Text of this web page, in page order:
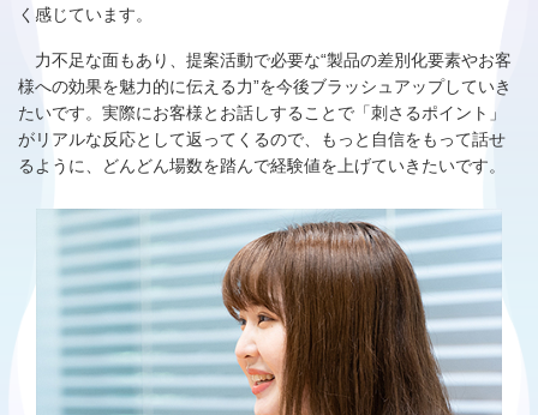
く感じています。
力不足な面もあり、提案活動で必要な“製品の差別化要素やお客
様への効果を魅力的に伝える力”を今後ブラッシュアップしていき
たいです。実際にお客様とお話しすることで「刺さるポイント」
がリアルな反応として返ってくるので、もっと自信をもって話せ
るように、どんどん場数を踏んで経験値を上げていきたいです。